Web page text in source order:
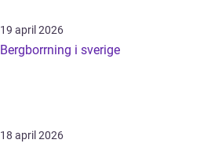
19 april 2026
Bergborrning i sverige
18 april 2026